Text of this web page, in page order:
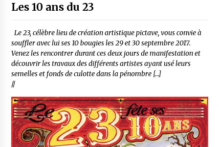
Les 10 ans du 23
Le 23, célèbre lieu de création artistique pictave, vous convie à
souffler avec lui ses 10 bougies les 29 et 30 septembre 2017.
Venez les rencontrer durant ces deux jours de manifestation et
découvrir les travaux des différents artistes ayant usé leurs
semelles et fonds de culotte dans la pénombre […]
//